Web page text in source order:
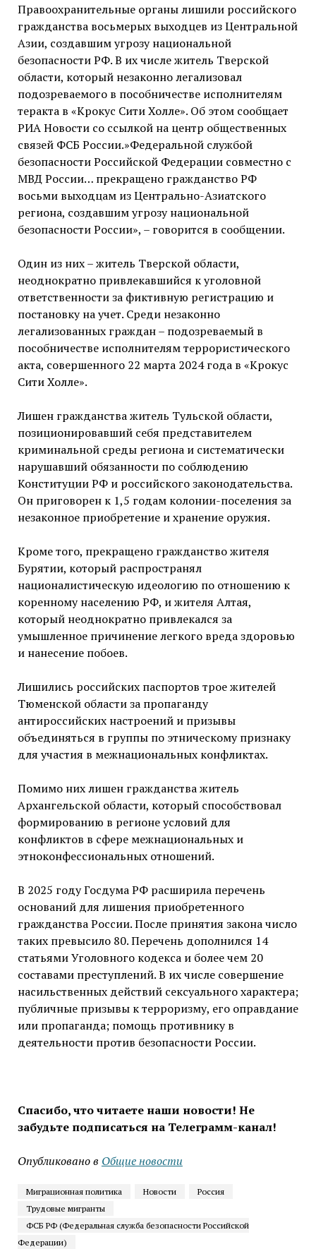
Правоохранительные органы лишили российского
гражданства восьмерых выходцев из Центральной
Азии, создавшим угрозу национальной
безопасности РФ. В их числе житель Тверской
области, который незаконно легализовал
подозреваемого в пособничестве исполнителям
теракта в «Крокус Сити Холле». Об этом сообщает
РИА Новости со ссылкой на центр общественных
связей ФСБ России.»Федеральной службой
безопасности Российской Федерации совместно с
МВД России… прекращено гражданство РФ
восьми выходцам из Центрально-Азиатского
региона, создавшим угрозу национальной
безопасности России», – говорится в сообщении.
Один из них – житель Тверской области,
неоднократно привлекавшийся к уголовной
ответственности за фиктивную регистрацию и
постановку на учет. Среди незаконно
легализованных граждан – подозреваемый в
пособничестве исполнителям террористического
акта, совершенного 22 марта 2024 года в «Крокус
Сити Холле».
Лишен гражданства житель Тульской области,
позиционировавший себя представителем
криминальной среды региона и систематически
нарушавший обязанности по соблюдению
Конституции РФ и российского законодательства.
Он приговорен к 1,5 годам колонии-поселения за
незаконное приобретение и хранение оружия.
Кроме того, прекращено гражданство жителя
Бурятии, который распространял
националистическую идеологию по отношению к
коренному населению РФ, и жителя Алтая,
который неоднократно привлекался за
умышленное причинение легкого вреда здоровью
и нанесение побоев.
Лишились российских паспортов трое жителей
Тюменской области за пропаганду
антироссийских настроений и призывы
объединяться в группы по этническому признаку
для участия в межнациональных конфликтах.
Помимо них лишен гражданства житель
Архангельской области, который способствовал
формированию в регионе условий для
конфликтов в сфере межнациональных и
этноконфессиональных отношений.
В 2025 году Госдума РФ расширила перечень
оснований для лишения приобретенного
гражданства России. После принятия закона число
таких превысило 80. Перечень дополнился 14
статьями Уголовного кодекса и более чем 20
составами преступлений. В их числе совершение
насильственных действий сексуального характера;
публичные призывы к терроризму, его оправдание
или пропаганда; помощь противнику в
деятельности против безопасности России.
Спасибо, что читаете наши новости! Не
забудьте подписаться на Телеграмм-канал!
Опубликовано в Общие новости
Миграционная политика Новости
Россия
Трудовые мигранты
ФСБ РФ (Федеральная служба безопасности Российской
Федерации)